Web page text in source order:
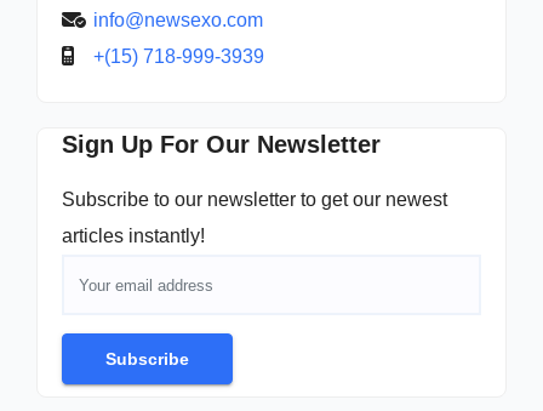
info@newsexo.com
+(15) 718-999-3939
Sign Up For Our Newsletter
Subscribe to our newsletter to get our newest
articles instantly!
Subscribe